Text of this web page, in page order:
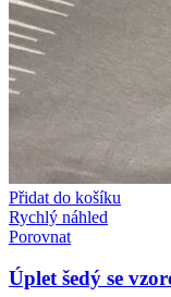
Přidat do košíku
Rychlý náhled
Porovnat
Úplet šedý se